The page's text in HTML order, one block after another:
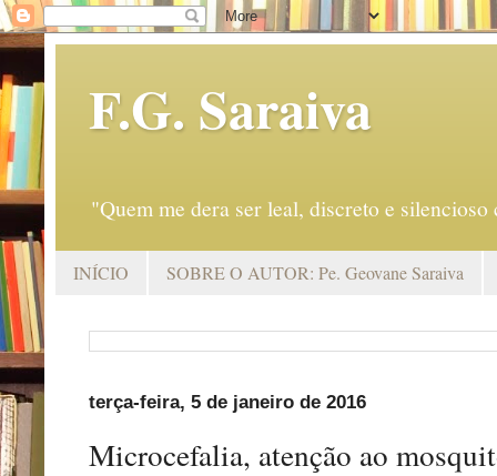
F.G. Saraiva
"Quem me dera ser leal, discreto e
INÍCIO SOBRE O AUTOR: Pe. Geovane Saraiva
terça-feira, 5 de janeiro de 2016
Microcefalia, atenção ao